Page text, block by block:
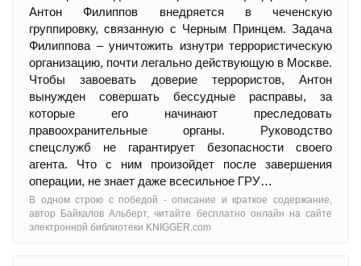
Антон Филиппов внедряется в чеченскую
группировку, связанную с Черным Принцем. Задача
Филиппова – уничтожить изнутри террористическую
организацию, почти легально действующую в Москве.
Чтобы завоевать доверие террористов, Антон
вынужден совершать бессудные расправы, за
которые его начинают преследовать
правоохранительные органы. Руководство
спецслужб не гарантирует безопасности своего
агента. Что с ним произойдет после завершения
операции, не знает даже всесильное ГРУ…
В одном строю с победой - oписание и краткое содержание,
автор Байкалов Альберт, читайте бесплатно онлайн на сайте
электронной библиотеки KNIGGER.com